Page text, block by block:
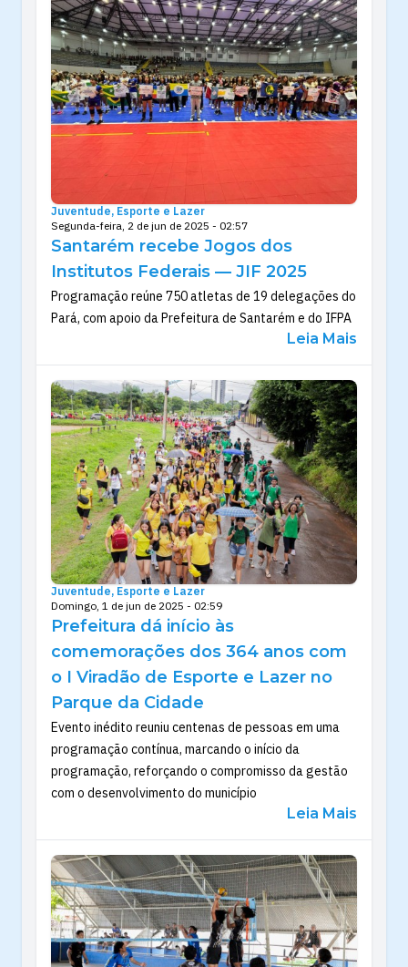
Juventude, Esporte e Lazer
Segunda-feira, 2 de jun de 2025 - 02:57
Santarém recebe Jogos dos
Institutos Federais — JIF 2025
Programação reúne 750 atletas de 19 delegações do
Pará, com apoio da Prefeitura de Santarém e do IFPA
Leia Mais
Juventude, Esporte e Lazer
Domingo, 1 de jun de 2025 - 02:59
Prefeitura dá início às
comemorações dos 364 anos com
o I Viradão de Esporte e Lazer no
Parque da Cidade
Evento inédito reuniu centenas de pessoas em uma
programação contínua, marcando o início da
programação, reforçando o compromisso da gestão
com o desenvolvimento do município
Leia Mais